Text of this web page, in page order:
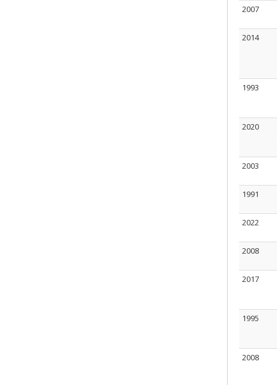
2007
2014
1993
2020
2003
1991
2022
2008
2017
1995
2008